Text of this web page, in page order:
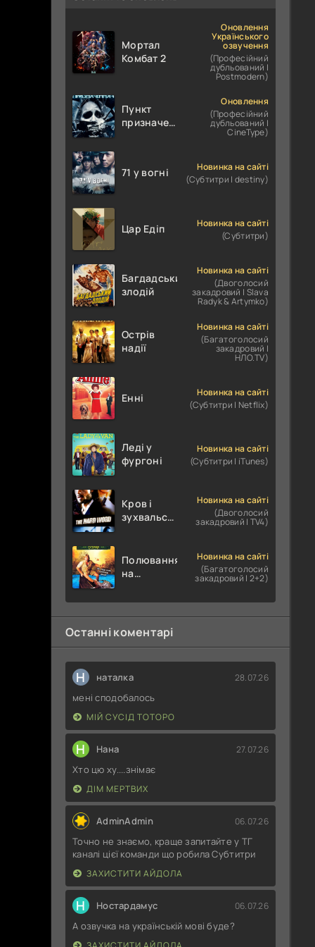
Мортал
Комбат 2
Оновлення
Українського
озвучення
(Професійний
дубльований |
Postmodern)
Пункт
призначення
Оновлення
(Професійний
дубльований |
CineType)
71 у вогні
Новинка на сайті
(Субтитри | destiny)
Цар Едіп
Новинка на сайті
(Субтитри)
Багдадський
злодій
Новинка на сайті
(Двоголосий
закадровий | Slava
Radyk & Artymko)
Острів
надії
Новинка на сайті
(Багатоголосий
закадровий |
НЛО.TV)
Енні
Новинка на сайті
(Субтитри | Netflix)
Леді у
фургоні
Новинка на сайті
(Субтитри | iTunes)
Кров і
зухвальство
Новинка на сайті
(Двоголосий
закадровий | TV4)
Полювання
на
Сутичка
Новинка на сайті
(Багатоголосий
закадровий | 2+2)
Останні коментарі
Н наталка 28.07.26
мені сподобалось
МІЙ СУСІД ТОТОРО
Н Нана 27.07.26
Хто цю ху....знімає
ДІМ МЕРТВИХ
AdminAdmin 06.07.26
Точно не знаємо, краще запитайте у ТГ
каналі цієї команди що робила Субтитри
ЗАХИСТИТИ АЙДОЛА
Н Ностардамус 06.07.26
А озвучка на українській мові буде?